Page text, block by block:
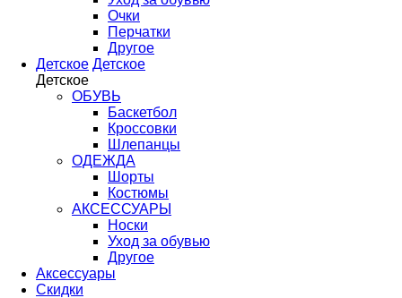
Очки
Перчатки
Другое
Детское Детское
Детское
ОБУВЬ
Баскетбол
Кроссовки
Шлепанцы
ОДЕЖДА
Шорты
Костюмы
АКСЕССУАРЫ
Носки
Уход за обувью
Другое
Аксессуары
Скидки